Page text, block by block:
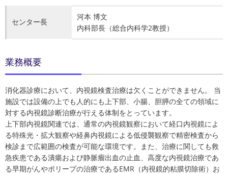
センター長
河本 博文
内科部長（総合内科学2教授）
業務概要
消化器診療において、内視鏡検査治療は欠くことができません。 当
施設では設備の上でも人的にも上下部、小腸、胆膵の全ての領域に
対する内視鏡診断治療が行える体制をとっています。
上下部内視鏡関連では、通常の内視鏡観察において経口内視鏡によ
る特殊光・拡大観察や経鼻内視鏡による低侵襲観察で精密検査から
検診まで広範囲の検査が可能な環境です。また、治療に関しても救
急疾患である潰瘍および静脈瘤出血の止血、高度な内視鏡治療であ
る早期がんやポリープの治療であるEMR（内視鏡的粘膜切除術）お